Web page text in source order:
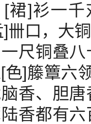
裙]衫一
]卌口，大
尺铜叠
色]籐簟六
香、胆
香都有